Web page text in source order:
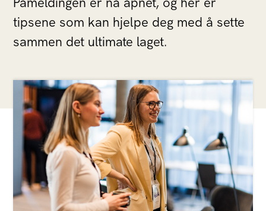
tipsene som kan hjelpe deg med å sette
sammen det ultimate laget.